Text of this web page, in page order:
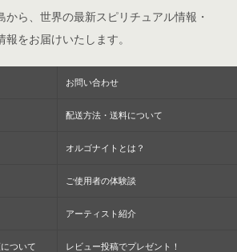
から、世界の最新スピリチュアル情報・
をお届けいたします。
お問い合わせ
配送方法・送料について
オルゴナイトとは？
ご使用者の体験談
アーティスト紹介
ついて レビュー投稿でプレゼント！